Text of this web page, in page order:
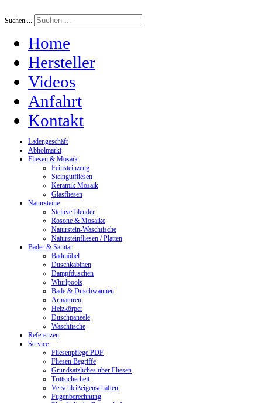
Suchen ...
Home
Hersteller
Videos
Anfahrt
Kontakt
Ladengeschäft
Abholmarkt
Fliesen & Mosaik
Feinsteinzeug
Steingutfliesen
Keramik Mosaik
Glasfliesen
Natursteine
Steinverblender
Rosone & Mosaike
Naturstein-Waschtische
Natursteinfliesen / Platten
Bäder & Sanitär
Badmöbel
Duschkabinen
Dampfduschen
Whirlpools
Bade & Duschwannen
Armaturen
Heizkörper
Duschpaneele
Waschtische
Referenzen
Service
Fliesenpflege PDF
Fliesen Begriffe
Grundsätzliches über Fliesen
Trittsicherheit
Verschleißeigenschaften
Fugenberechnung